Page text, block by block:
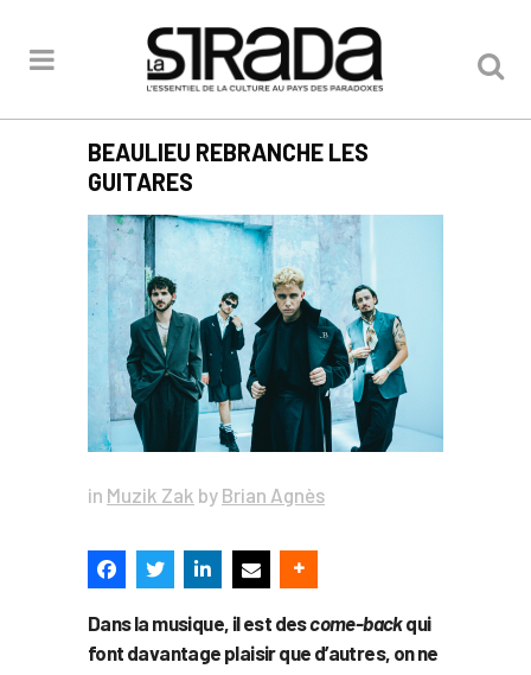
BEAULIEU REBRANCHE LES
GUITARES
in Muzik Zak by Brian Agnès
Dans la musique, il est descome-backqui
font davantage plaisir que d’autres, on ne